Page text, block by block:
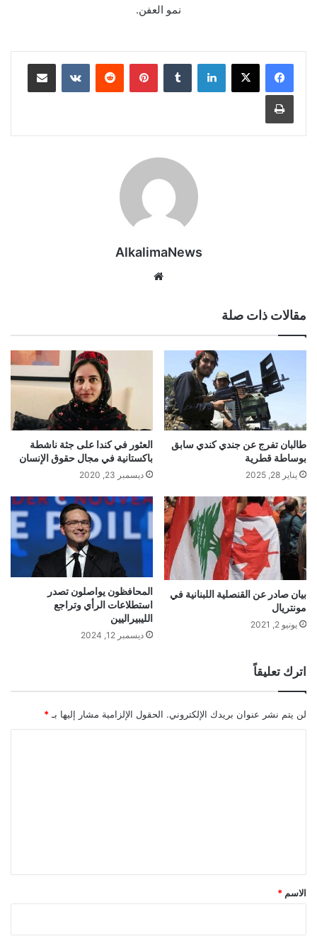
نمو العفن.
لينكدإن بينتيريست
AlkalimaNews
مقالات ذات صلة
طالبان تفرج عن جندي كندي سابق
بوساطة قطرية
يناير 28, 2025
العثور في كندا على جثة ناشطة
باكستانية في مجال حقوق الإنسان
ديسمبر 23, 2020
بيان صادر عن القنصلية اللبنانية في
مونتريال
يونيو 2, 2021
المحافظون يواصلون تصدر
استطلاعات الرأي وتراجع
الليبيراليين
ديسمبر 12, 2024
اترك تعليقاً
لن يتم نشر عنوان بريدك الإلكتروني. الحقول الإلزامية مشار إليها بـ *
*
الاسم *